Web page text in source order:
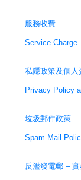
服務收費
Service Charge
私隱政策及個人
Privacy Policy
垃圾郵件政策
Spam Mail
反濫發電郵 – 實